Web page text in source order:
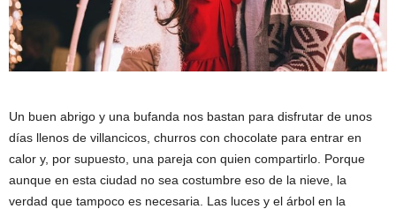
Un buen abrigo y una bufanda nos bastan para disfrutar de unos
días llenos de villancicos, churros con chocolate para entrar en
calor y, por supuesto, una pareja con quien compartirlo. Porque
aunque en esta ciudad no sea costumbre eso de la nieve, la
verdad que tampoco es necesaria. Las luces y el árbol en la